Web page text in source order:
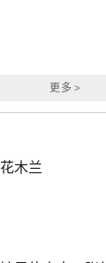
更多 >
花木兰